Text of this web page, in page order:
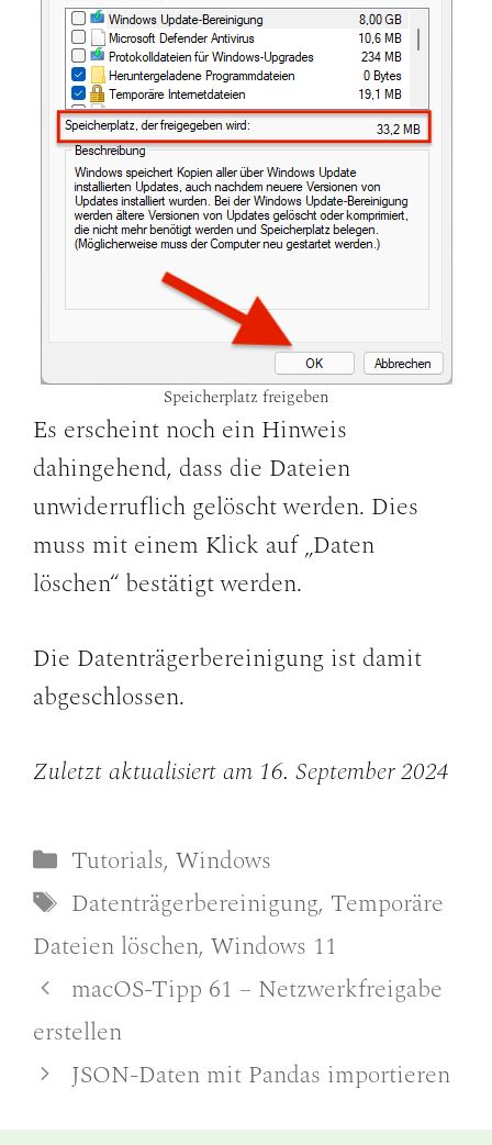
Speicherplatz freigeben
Es erscheint noch ein Hinweis
dahingehend, dass die Dateien
unwiderruflich gelöscht werden. Dies
muss mit einem Klick auf „Daten
löschen“ bestätigt werden.
Die Datenträgerbereinigung ist damit
abgeschlossen.
Zuletzt aktualisiert am 16. September 2024
Kategorien
Tutorials,Windows
Schlagwörter
Datenträgerbereinigung, Temporäre
Dateien löschen, Windows 11
macOS-Tipp 61 – Netzwerkfreigabe
erstellen
JSON-Daten mit Pandas importieren